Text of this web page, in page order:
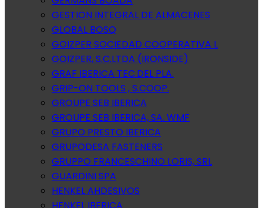
GESTION INTEGRAL DE ALMACENES
GLOBAL BOSQ
GOIZPER SOCIEDAD COOPERATIVA L
GOIZPER, S.C.LTDA (IRONSIDE)
GRAF IBERICA TEC.DEL PLA.
GRIP-ON TOOLS , S.COOP.
GROUPE SEB IBERICA
GROUPE SEB IBERICA, SA. WMF
GRUPO PRESTO IBERICA
GRUPODESA FASTENERS
GRUPPO FRANCESCHINO LORIS, SRL
GUARDINI SPA
HENKEL AHDESIVOS